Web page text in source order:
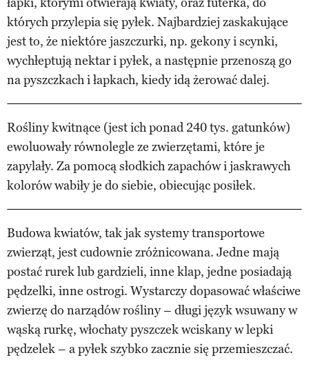
których przylepia się pyłek. Najbardziej zaskakujące
jest to, że niektóre jaszczurki, np. gekony i scynki,
wychłeptują nektar i pyłek, a następnie przenoszą go
na pyszczkach i łapkach, kiedy idą żerować dalej.
Rośliny kwitnące (jest ich ponad 240 tys. gatunków)
ewoluowały równolegle ze zwierzętami, które je
zapylały. Za pomocą słodkich zapachów i jaskrawych
kolorów wabiły je do siebie, obiecując posiłek.
Budowa kwiatów, tak jak systemy transportowe
zwierząt, jest cudownie zróżnicowana. Jedne mają
postać rurek lub gardzieli, inne klap, jedne posiadają
pędzelki, inne ostrogi. Wystarczy dopasować właściwe
zwierzę do narządów rośliny – długi język wsuwany w
wąską rurkę, włochaty pyszczek wciskany w lepki
pędzelek – a pyłek szybko zacznie się przemieszczać.